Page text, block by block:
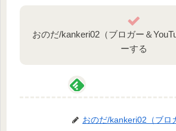
おのだ/kankeri02（ブロガー＆
ーする
おのだ/kankeri02（ブロ